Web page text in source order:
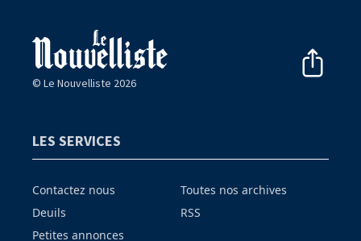
© Le Nouvelliste 2026
LES SERVICES
Contactez nous
Deuils
Petites annonces
Toutes nos archives
RSS